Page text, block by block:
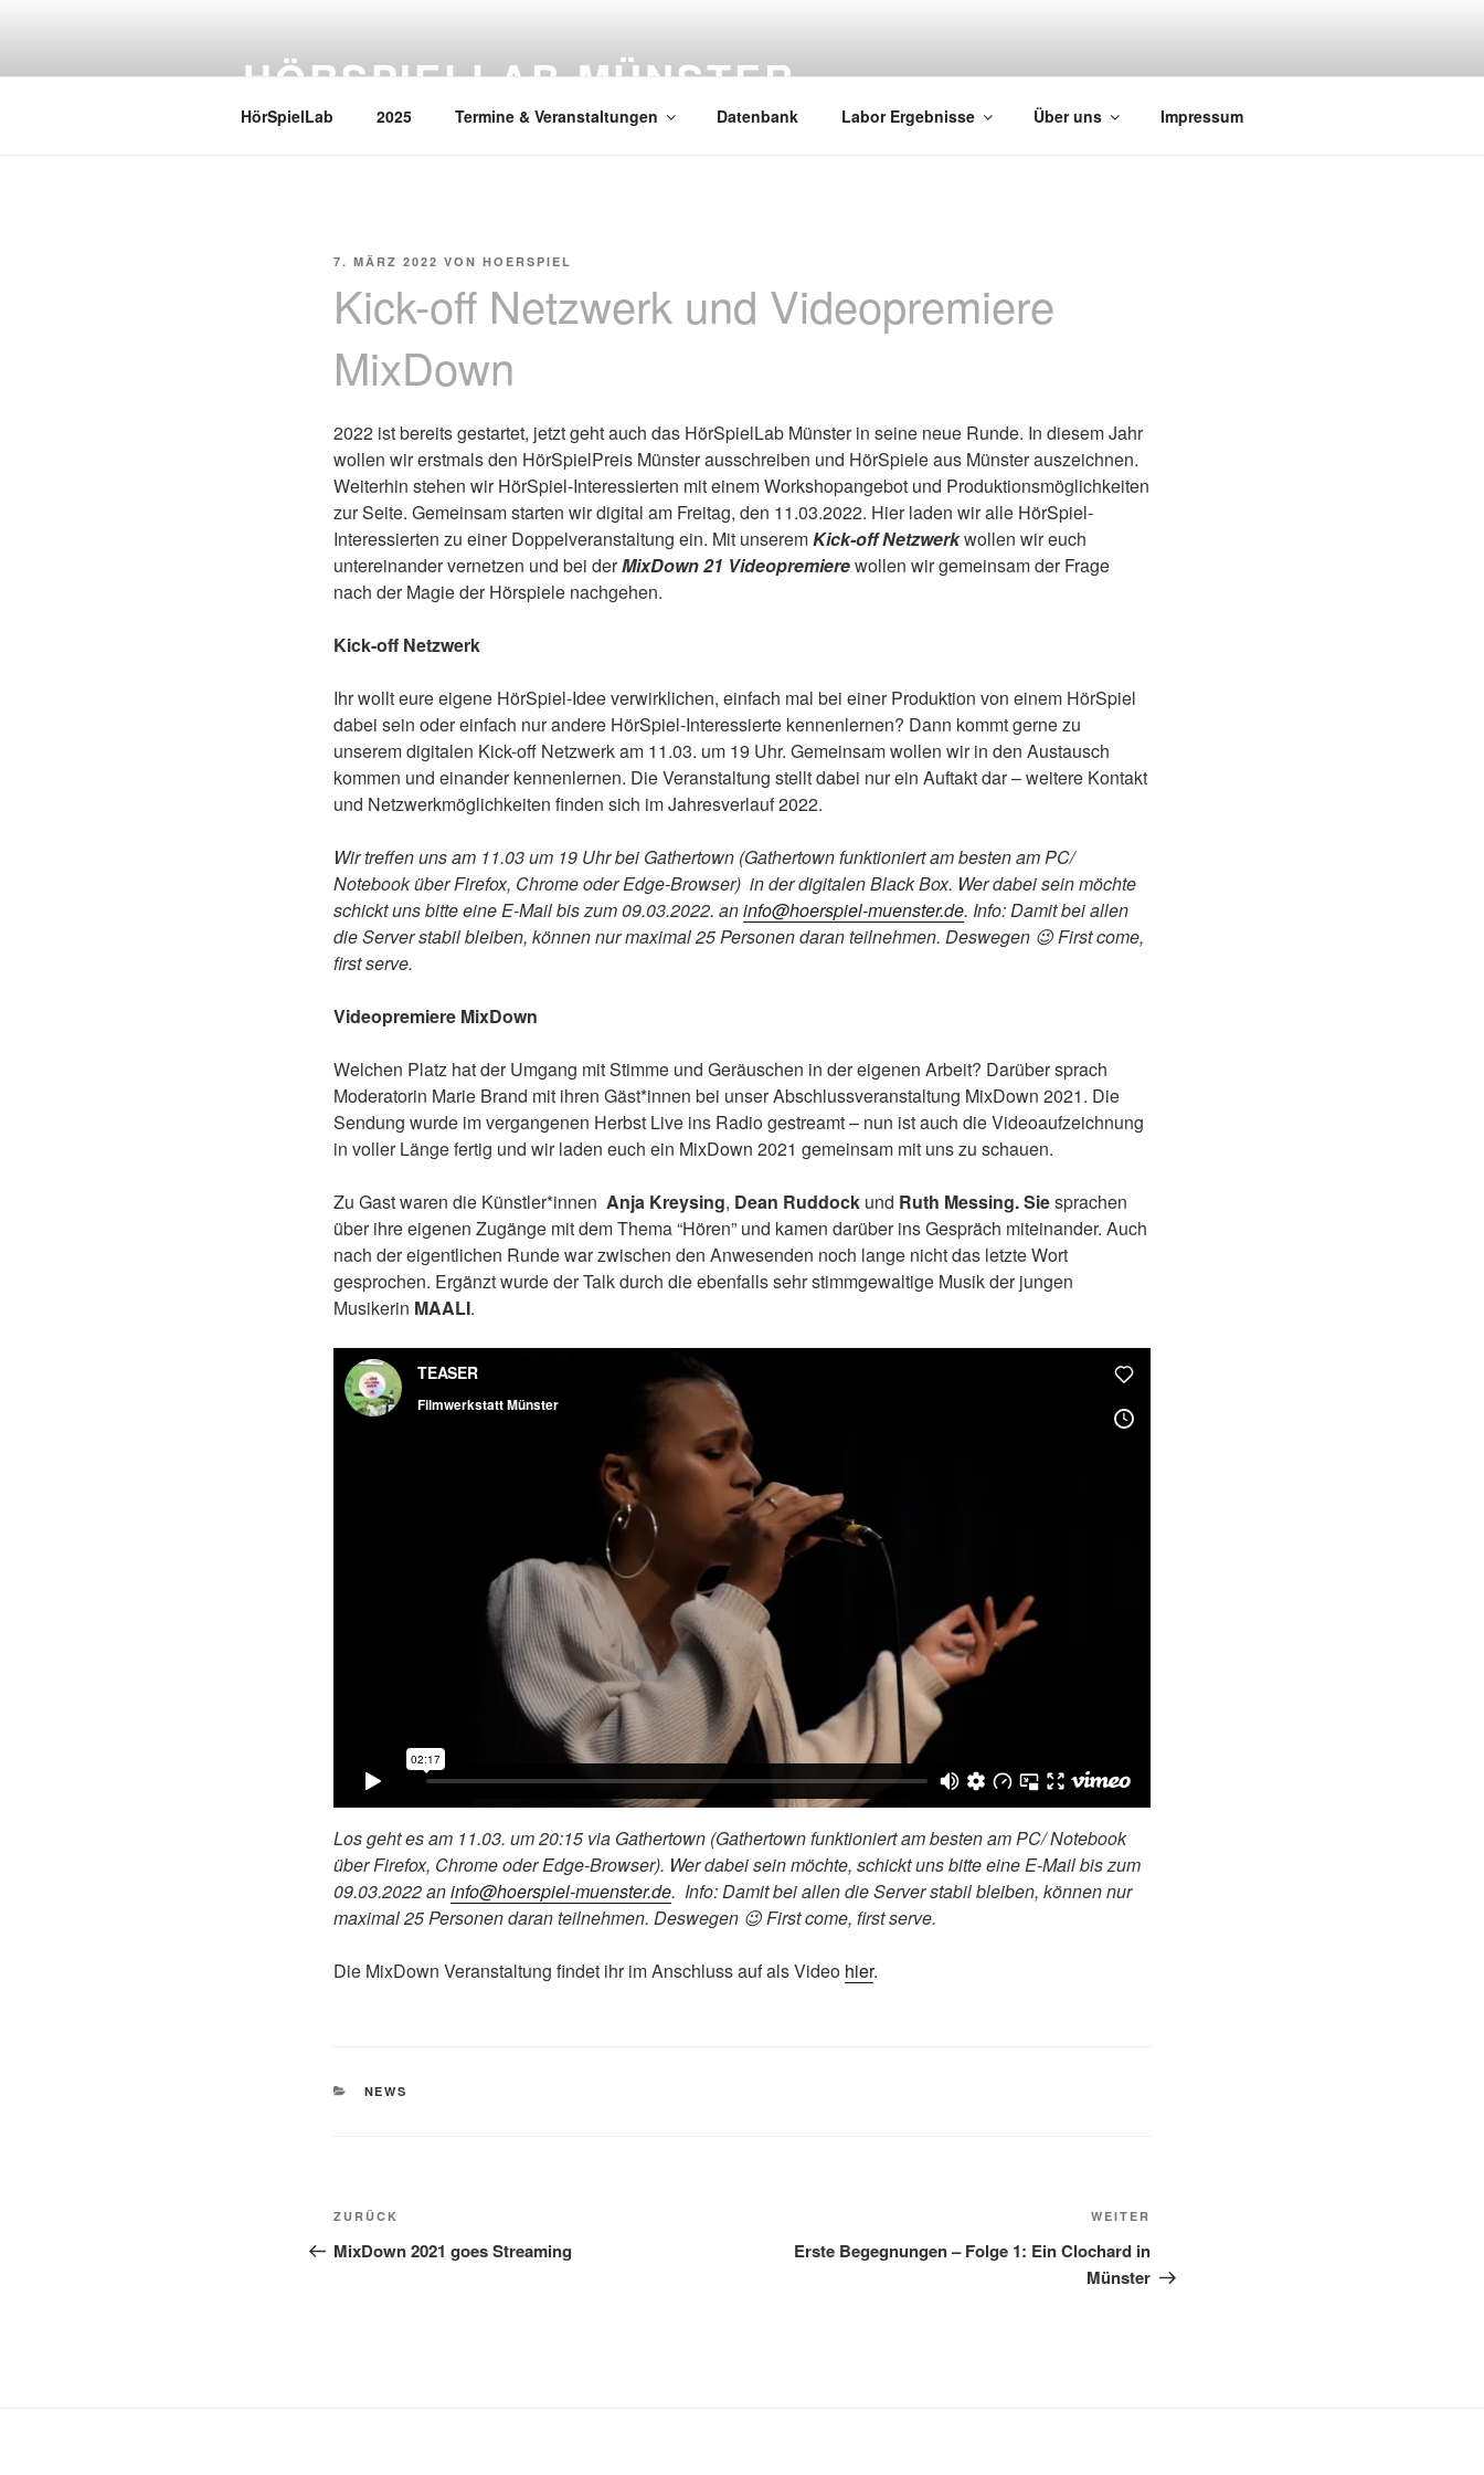
HÖRSPIELLAB MÜNSTER
HörSpielLab 2025 Termine & Veranstaltungen Datenbank Labor Ergebnisse Über uns Impressum
VERÖFFENTLICHT
7. MÄRZ 2022 VON HOERSPIEL
Kick-off Netzwerk und Videopremiere
MixDown
2022 ist bereits gestartet, jetzt geht auch das HörSpielLab Münster in seine neue Runde. In diesem Jahr
wollen wir erstmals den HörSpielPreis Münster ausschreiben und HörSpiele aus Münster auszeichnen.
Weiterhin stehen wir HörSpiel-Interessierten mit einem Workshopangebot und Produktionsmöglichkeiten
zur Seite. Gemeinsam starten wir digital am Freitag, den 11.03.2022. Hier laden wir alle HörSpiel-
Interessierten zu einer Doppelveranstaltung ein. Mit unseremKick-off Netzwerkwollen wir euch
untereinander vernetzen und bei derMixDown 21 Videopremierewollen wir gemeinsam der Frage
nach der Magie der Hörspiele nachgehen.
Kick-off Netzwerk
Ihr wollt eure eigene HörSpiel-Idee verwirklichen, einfach mal bei einer Produktion von einem HörSpiel
dabei sein oder einfach nur andere HörSpiel-Interessierte kennenlernen? Dann kommt gerne zu
unserem digitalen Kick-off Netzwerk am 11.03. um 19 Uhr. Gemeinsam wollen wir in den Austausch
kommen und einander kennenlernen. Die Veranstaltung stellt dabei nur ein Auftakt dar – weitere Kontakt
und Netzwerkmöglichkeiten finden sich im Jahresverlauf 2022.
Wir treffen uns am 11.03 um 19 Uhr bei Gathertown (Gathertown funktioniert am besten am PC/
Notebook über Firefox, Chrome oder Edge-Browser) in der digitalen Black Box. Wer dabei sein möchte
schickt uns bitte eine E-Mail bis zum 09.03.2022. aninfo@hoerspiel-muenster.de. Info: Damit bei allen
die Server stabil bleiben, können nur maximal 25 Personen daran teilnehmen. Deswegen 😉 First come,
first serve.
Videopremiere MixDown
Welchen Platz hat der Umgang mit Stimme und Geräuschen in der eigenen Arbeit? Darüber sprach
Moderatorin Marie Brand mit ihren Gäst*innen bei unser Abschlussveranstaltung MixDown 2021. Die
Sendung wurde im vergangenen Herbst Live ins Radio gestreamt – nun ist auch die Videoaufzeichnung
in voller Länge fertig und wir laden euch ein MixDown 2021 gemeinsam mit uns zu schauen.
Zu Gast waren die Künstler*innen Anja Kreysing, Dean Ruddock und Ruth Messing. Siesprachen
über ihre eigenen Zugänge mit dem Thema “Hören” und kamen darüber ins Gespräch miteinander. Auch
nach der eigentlichen Runde war zwischen den Anwesenden noch lange nicht das letzte Wort
gesprochen. Ergänzt wurde der Talk durch die ebenfalls sehr stimmgewaltige Musik der jungen
Musikerin MAALI.
Los geht es am 11.03. um 20:15 via Gathertown (Gathertown funktioniert am besten am PC/ Notebook
über Firefox, Chrome oder Edge-Browser). Wer dabei sein möchte, schickt uns bitte eine E-Mail bis zum
09.03.2022 aninfo@hoerspiel-muenster.de. Info: Damit bei allen die Server stabil bleiben, können nur
maximal 25 Personen daran teilnehmen. Deswegen 😉 First come, first serve.
Die MixDown Veranstaltung findet ihr im Anschluss auf als Video hier.
KATEGORIEN
NEWS
Beitragsnavigation
Vorheriger
Beitrag
ZURÜCK
MixDown 2021 goes Streaming
Beitrag
WEITER
Erste Begegnungen – Folge 1: Ein Clochard in
Münster